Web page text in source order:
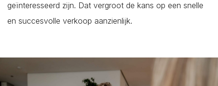
geïnteresseerd zijn. Dat vergroot de kans op een snelle
en succesvolle verkoop aanzienlijk.
Wissenkerke
Wolphaartsdijk